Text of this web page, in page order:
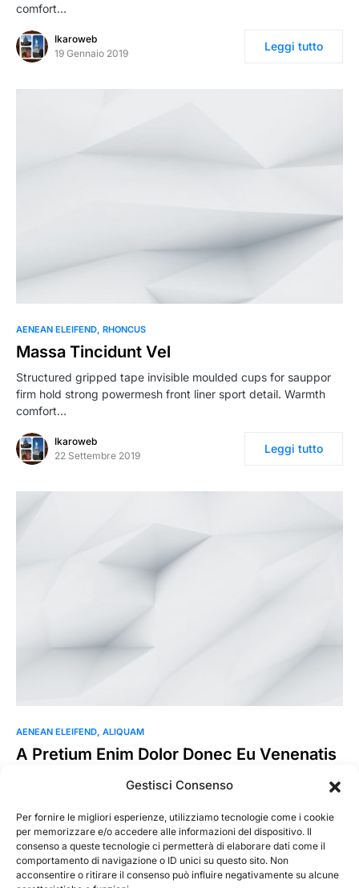
Gestisci Consenso
Per fornire le migliori esperienze, utilizziamo tecnologie come i cookie
per memorizzare e/o accedere alle informazioni del dispositivo. Il
consenso a queste tecnologie ci permetterà di elaborare dati come il
comportamento di navigazione o ID unici su questo sito. Non
acconsentire o ritirare il consenso può influire negativamente su alcune
comfort…
Ikaroweb
19 Gennaio 2019
Leggi tutto
AENEAN ELEIFEND RHONCUS
Massa Tincidunt Vel
Structured gripped tape invisible moulded cups for sauppor
firm hold strong powermesh front liner sport detail. Warmth
comfort…
Ikaroweb
22 Settembre 2019
Leggi tutto
AENEAN ELEIFEND ALIQUAM
A Pretium Enim Dolor Donec Eu Venenatis
ultricies vitae eros. Et nunc aenean a hendrerit quisque…
Ikaroweb
18 Novembre 2019
Leggi tutto